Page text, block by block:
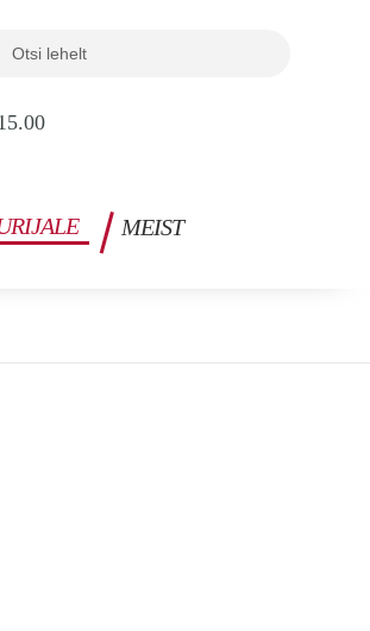
Search
MEIST